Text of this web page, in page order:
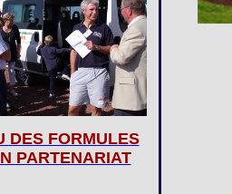
DES FORMULES
PARTENARIAT